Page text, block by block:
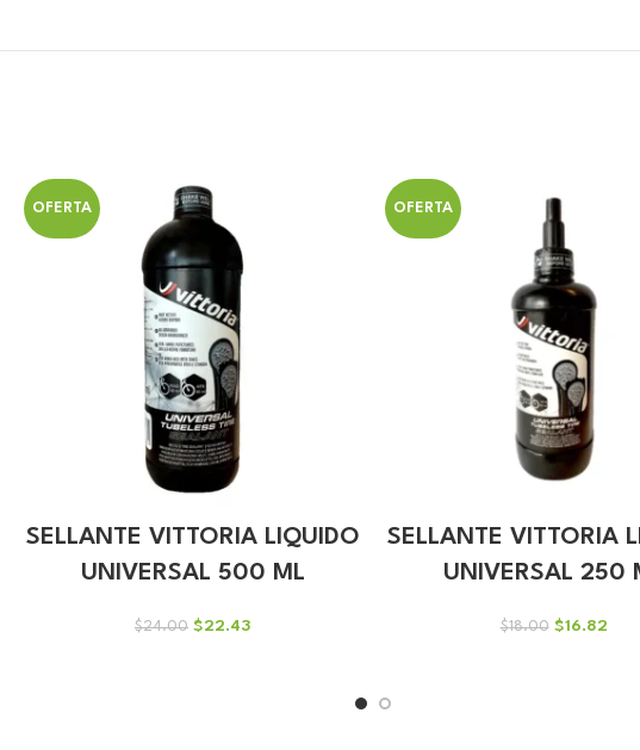
OFERTA
SELLANTE VITTORIA LIQUIDO
UNIVERSAL 500 ML
$24.00 El
$22.43El
OFERTA
SELLANTE VITTORIA
UNIVERSAL 250
$18.00 El
$16.82El